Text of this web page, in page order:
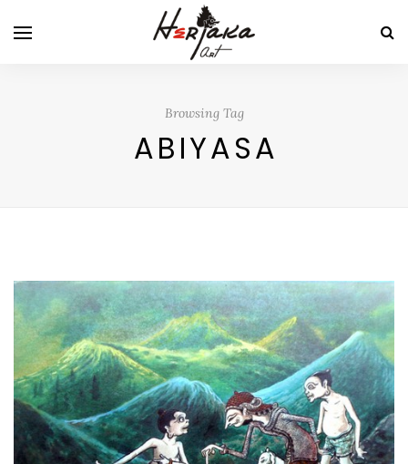
Browsing Tag
ABIYASA